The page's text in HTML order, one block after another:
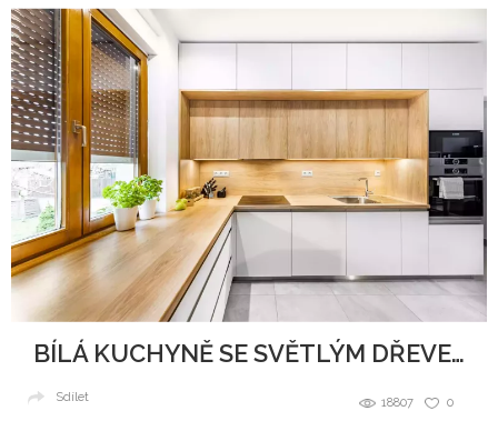
BÍLÁ KUCHYNĚ SE SVĚTLÝM DŘEVEM
0
18807
Sdílet